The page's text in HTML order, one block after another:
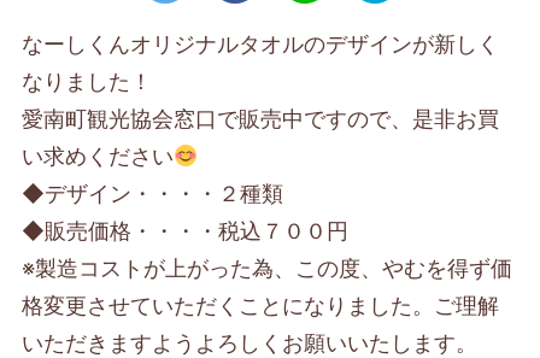
なーしくんオリジナルタオルのデザインが新しく
なりました！
愛南町観光協会窓口で販売中ですので、是非お買
い求めください
◆デザイン・・・・２種類
◆販売価格・・・・税込７００円
※製造コストが上がった為、この度、やむを得ず価
格変更させていただくことになりました。ご理解
いただきますようよろしくお願いいたします。